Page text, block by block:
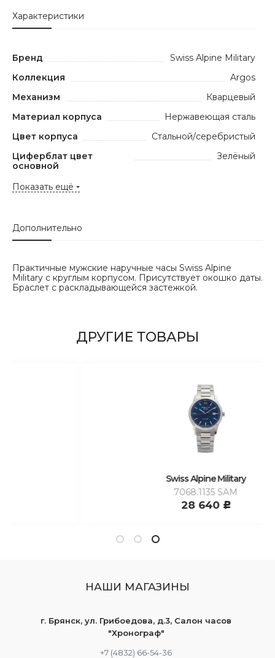
Характеристики
Бренд
Swiss Alpine Military
Коллекция
Argos
Механизм
Кварцевый
Материал корпуса
Нержавеющая сталь
Цвет корпуса
Стальной/серебристый
Циферблат цвет
основной
Зелёный
Показать ещё
Дополнительно
Практичные мужские наручные часы Swiss Alpine
Military с круглым корпусом. Присутствует окошко даты.
Браслет с раскладывающейся застежкой.
ДРУГИЕ ТОВАРЫ
Swiss Alpine Military
НАШИ МАГАЗИНЫ
г. Брянск, ул. Грибоедова, д.3, Салон часов
"Хронограф"
+7 (4832) 66-54-36